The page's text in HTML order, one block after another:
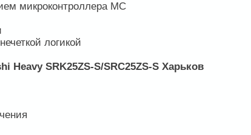
микроконтроллера MC
логикой
Heavy SRK25ZS-S/SRC25ZS-S Харьков